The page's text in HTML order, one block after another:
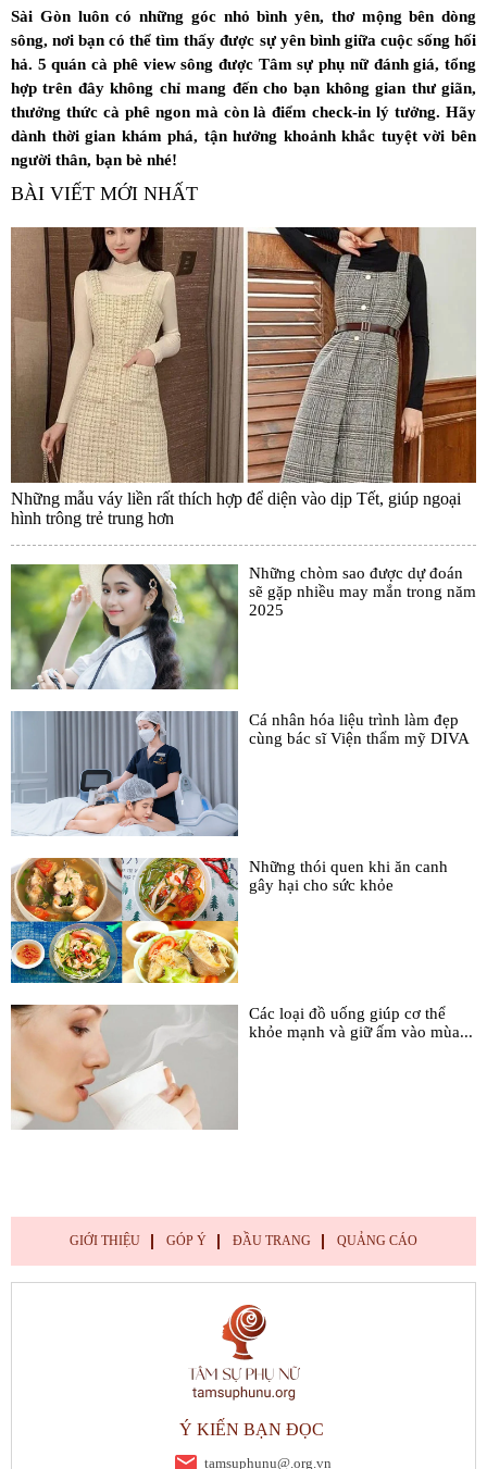
Sài Gòn luôn có những góc nhỏ bình yên, thơ mộng bên dòng
sông, nơi bạn có thể tìm thấy được sự yên bình giữa cuộc sống hối
hả. 5 quán cà phê view sông được Tâm sự phụ nữ đánh giá, tổng
hợp trên đây không chỉ mang đến cho bạn không gian thư giãn,
thưởng thức cà phê ngon mà còn là điểm check-in lý tưởng. Hãy
dành thời gian khám phá, tận hưởng khoảnh khắc tuyệt vời bên
người thân, bạn bè nhé!
BÀI VIẾT MỚI NHẤT
Những mẫu váy liền rất thích hợp để diện vào dịp Tết, giúp ngoại
hình trông trẻ trung hơn
Những chòm sao được dự đoán
sẽ gặp nhiều may mắn trong năm
2025
Cá nhân hóa liệu trình làm đẹp
cùng bác sĩ Viện thẩm mỹ DIVA
Những thói quen khi ăn canh
gây hại cho sức khỏe
Các loại đồ uống giúp cơ thể
khỏe mạnh và giữ ấm vào mùa...
GIỚI THIỆU GÓP Ý ĐẦU TRANG QUẢNG CÁO
Ý KIẾN BẠN ĐỌC
tamsuphunu@.org.vn